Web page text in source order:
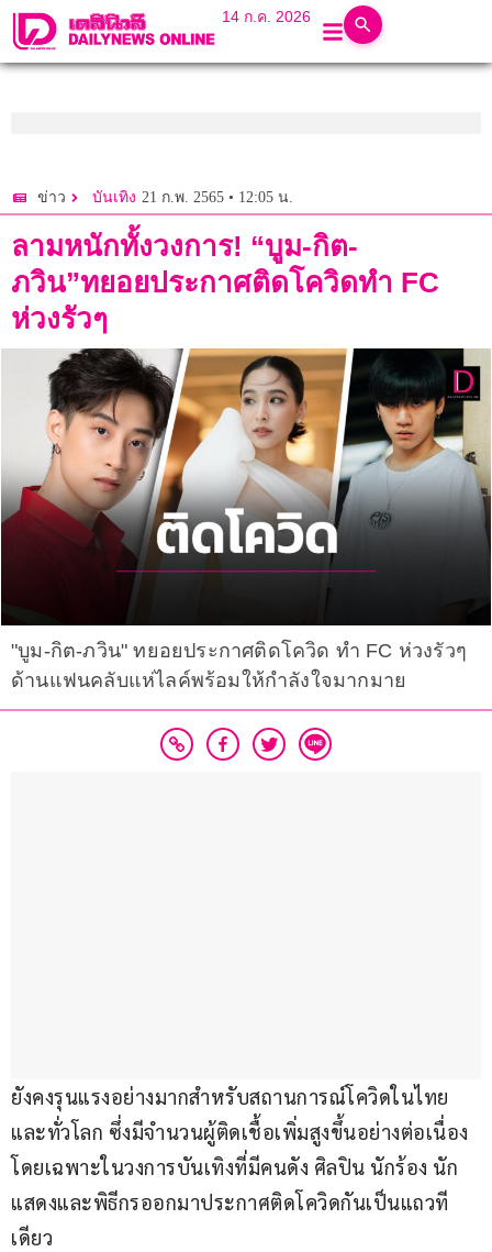
14 ก.ค. 2026
ข่าว บันเทิง 21 ก.พ. 2565 • 12:05 น.
ลามหนักทั้งวงการ! “บูม-กิต-
ภวิน”ทยอยประกาศติดโควิดทำ FC
ห่วงรัวๆ
"บูม-กิต-ภวิน" ทยอยประกาศติดโควิด ทำ FC ห่วงรัวๆ
ด้านแฟนคลับแห่ไลค์พร้อมให้กำลังใจมากมาย
ยังคงรุนแรงอย่างมากสำหรับสถานการณ์โควิดในไทย
และทั่วโลก ซึ่งมีจำนวนผู้ติดเชื้อเพิ่มสูงขึ้นอย่างต่อเนื่อง
โดยเฉพาะในวงการบันเทิงที่มีคนดัง ศิลปิน นักร้อง นัก
แสดงและพิธีกรออกมาประกาศติดโควิดกันเป็นแถวที
เดียว